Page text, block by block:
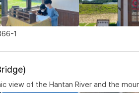
1
view of the Hantan River and the